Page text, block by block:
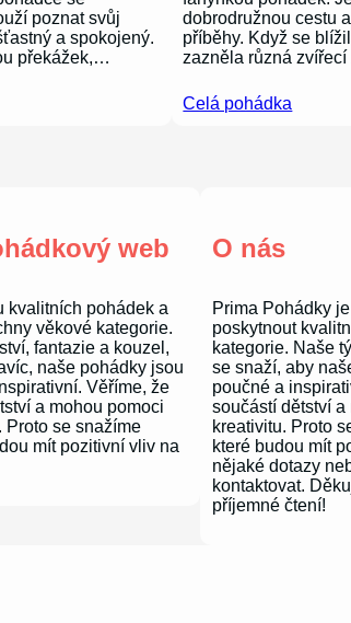
poznat svůj
a spokojený.
překážek,…
dobrodružnou cestu
příběhy. Když se
zazněla různá
Celá pohádka
web
kvalitních pohádek a
věkové kategorie.
fantazie a kouzel,
naše pohádky jsou
Věříme, že
a mohou pomoci
Proto se snažíme
mít pozitivní vliv na
O nás
Prima Pohádky
poskytnout
kategorie. Naše
se snaží, aby
poučné a
součástí dětství
kreativitu. Proto
které budou mít
nějaké dotazy
kontaktovat.
příjemné čtení!